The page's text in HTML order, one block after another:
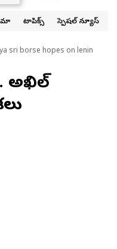
టాపిక్స్ స్పెషల్ న్యూస్
sri borse hopes on lenin
అఖిల్